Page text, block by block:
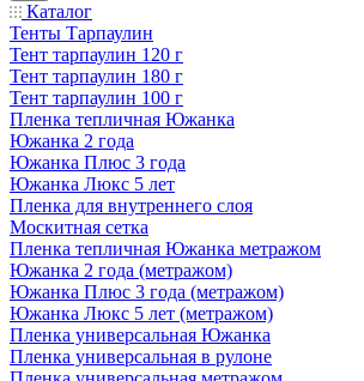
Каталог
Тенты Тарпаулин
Тент тарпаулин 120 г
Тент тарпаулин 180 г
Тент тарпаулин 100 г
Пленка тепличная Южанка
Южанка 2 года
Южанка Плюс 3 года
Южанка Люкс 5 лет
Пленка для внутреннего слоя
Москитная сетка
Пленка тепличная Южанка метражом
Южанка 2 года (метражом)
Южанка Плюс 3 года (метражом)
Южанка Люкс 5 лет (метражом)
Пленка универсальная Южанка
Пленка универсальная в рулоне